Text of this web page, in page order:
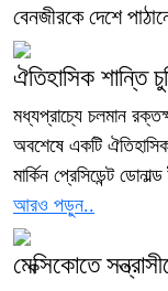
বেনজীরকে দেশে
ঐতিহাসিক শান্তি
মধ্যপ্রাচ্যে চলমান
অবশেষে একটি
মার্কিন প্রেসিডেন্ট
আরও পড়ুন..
মেক্সিকোতে